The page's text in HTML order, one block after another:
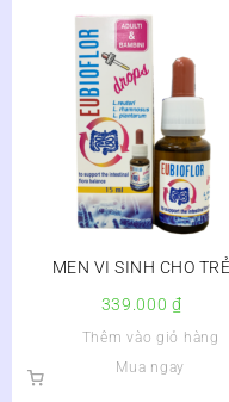
MEN VI SINH CHO TRẺ
339.000₫
Thêm vào giỏ hàng
Mua ngay